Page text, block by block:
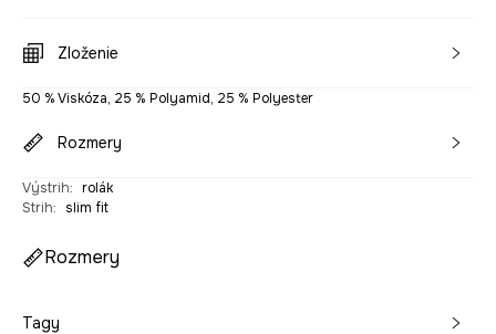
Zloženie
50 % Viskóza, 25 % Polyamid, 25 % Polyester
Rozmery
Výstrih: rolák
Strih: slim fit
Rozmery
Tagy